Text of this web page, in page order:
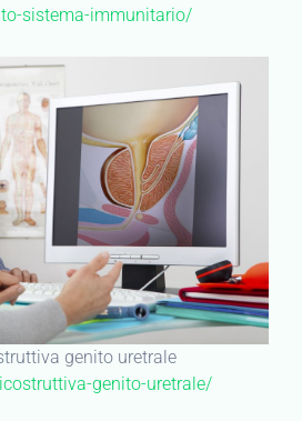
sistema-immunitario/
genito uretrale
genito-uretrale/